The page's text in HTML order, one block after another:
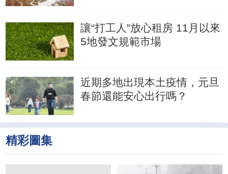
讓“打工人”放心租房 11月以來
5地發文規範市場
近期多地出現本土疫情，元旦
春節還能安心出行嗎？
精彩圖集